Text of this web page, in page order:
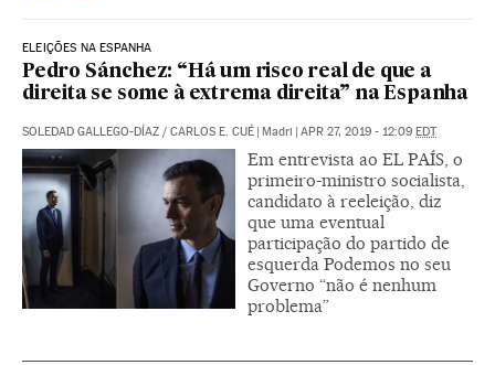
ELEIÇÕES NA ESPANHA
Pedro Sánchez: “Há um risco real de que a
direita se some à extrema direita” na Espanha
SOLEDAD GALLEGO-DÍAZ / CARLOS E. CUÉ Madri APR 27, 2019 - 12:09 EDT
Em entrevista ao EL PAÍS, o
primeiro-ministro socialista,
candidato à reeleição, diz
que uma eventual
participação do partido de
esquerda Podemos no seu
Governo “não é nenhum
problema”